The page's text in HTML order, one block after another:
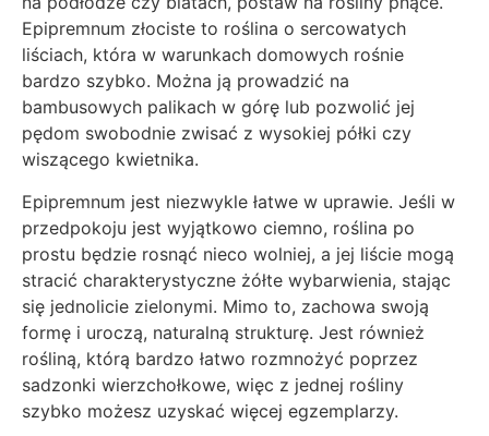
Epipremnum złociste to roślina o sercowatych
liściach, która w warunkach domowych rośnie
bardzo szybko. Można ją prowadzić na
bambusowych palikach w górę lub pozwolić jej
pędom swobodnie zwisać z wysokiej półki czy
wiszącego kwietnika.
Epipremnum jest niezwykle łatwe w uprawie. Jeśli w
przedpokoju jest wyjątkowo ciemno, roślina po
prostu będzie rosnąć nieco wolniej, a jej liście mogą
stracić charakterystyczne żółte wybarwienia, stając
się jednolicie zielonymi. Mimo to, zachowa swoją
formę i uroczą, naturalną strukturę. Jest również
rośliną, którą bardzo łatwo rozmnożyć poprzez
sadzonki wierzchołkowe, więc z jednej rośliny
szybko możesz uzyskać więcej egzemplarzy.